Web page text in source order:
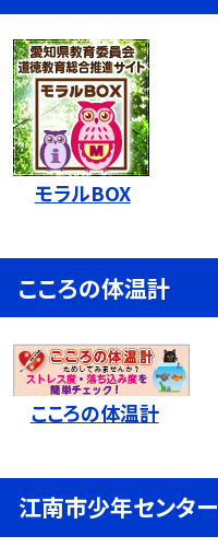
モラルBOX
こころの体温計
こころの体温計
江南市少年センター